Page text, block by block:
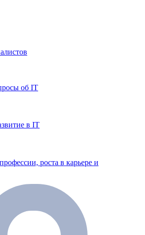
об IT
в IT
роста в карьере и